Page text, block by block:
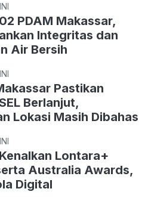
PDAM Makassar,
Integritas dan
Air Bersih
Pastikan
Berlanjut,
Lokasi Masih Dibahas
Lontara+
Australia Awards,
Digital